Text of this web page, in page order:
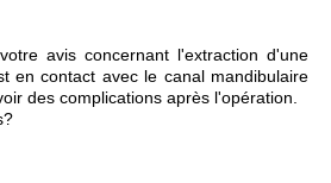
avis concernant l'extraction d'une
en contact avec le canal mandibulaire
des complications après l'opération.